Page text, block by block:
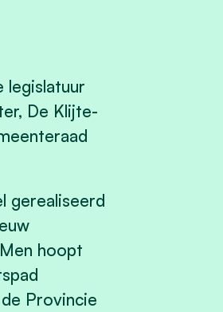
legislatuur
De Klijte-
gerealiseerd
hoopt
Provincie